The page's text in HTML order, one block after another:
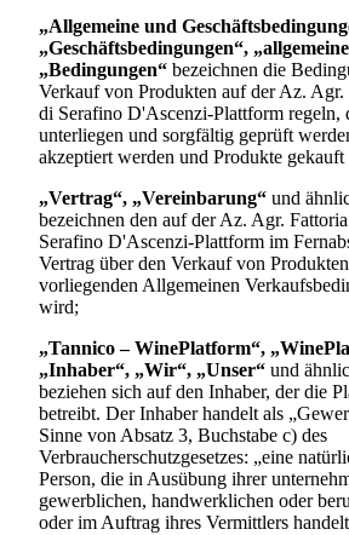
„Allgemeine und
„Geschäftsbedingungen“,
„Bedingungen“ bezeichnen die
Verkauf von Produkten auf derAz. Agr.
di Serafino D'Ascenzi-Plattform regeln,
unterliegen und sorgfältig geprüft
akzeptiert werden und Produkte gekauft
„Vertrag“, „Vereinbarung“ und
bezeichnen den auf derAz. Agr.
Serafino D'Ascenzi-Plattform im
Vertrag über den Verkauf von
vorliegenden Allgemeinen
wird;
„Tannico – WinePlatform“,
„Inhaber“, „Wir“, „Unser“ und
beziehen sich auf den Inhaber, der die
betreibt. Der Inhaber handelt als
Sinne von Absatz 3, Buchstabe c) des
Verbraucherschutzgesetzes: „eine
Person, die in Ausübung ihrer
gewerblichen, handwerklichen oder
oder im Auftrag ihres Vermittlers